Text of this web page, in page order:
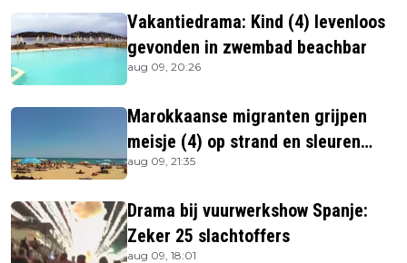
Vakantiedrama: Kind (4) levenloos
gevonden in zwembad beachbar
aug 09, 20:26
Marokkaanse migranten grijpen
meisje (4) op strand en sleuren
haar in zee
aug 09, 21:35
Drama bij vuurwerkshow Spanje:
Zeker 25 slachtoffers
aug 09, 18:01